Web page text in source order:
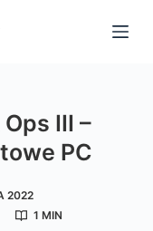
III –
PC
2022
1 MIN